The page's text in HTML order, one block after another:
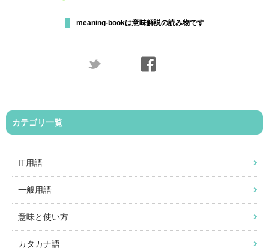
meaning-bookは意味解説の読み物です
カテゴリ一覧
IT用語
一般用語
意味と使い方
カタカナ語